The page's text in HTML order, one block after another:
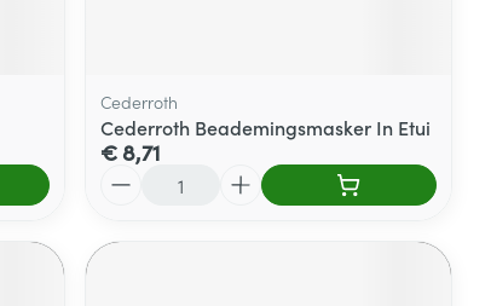
Cederroth
Cederroth Beademingsmasker In Etui
€ 8,71